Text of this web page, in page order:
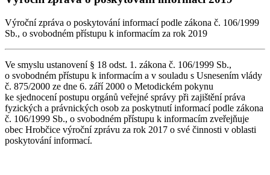
Výroční zpráva o poskytování informací podle zákona č. 106/1999
Sb., o svobodném přístupu k informacím za rok 2019
Ve smyslu ustanovení § 18 odst. 1. zákona č. 106/1999 Sb.,
o svobodném přístupu k informacím a v souladu s Usnesením vlády
č. 875/2000 ze dne 6. září 2000 o Metodickém pokynu
ke sjednocení postupu orgánů veřejné správy při zajištění práva
fyzických a právnických osob za poskytnutí informací podle zákona
č. 106/1999 Sb., o svobodném přístupu k informacím zveřejňuje
obec Hrobčice výroční zprávu za rok 2017 o své činnosti v oblasti
poskytování informací.